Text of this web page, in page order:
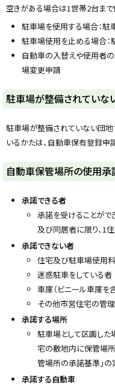
空きがある場合は1世帯2台まで
駐車場を使用する場合：
駐車場使用を止める場合
自動車の入替えや使用者
場変更申請
ト
ッ
プ
に
る
駐車場が整備されていな
駐車場が整備されていない団
いるかたは、自動車保有登録申
ト
ッ
プ
る
自動車保管場所の使用承
承諾できる者
承諾を受けることがで
及び同居者に限り、1
承諾できない者
住宅及び駐車場使用
迷惑駐車をしている者
車庫（ビニール車庫を
その他市営住宅の管
承諾する場所
駐車場として区画した
宅の敷地内に保管場
管場所の承諾基準」の
承諾する自動車